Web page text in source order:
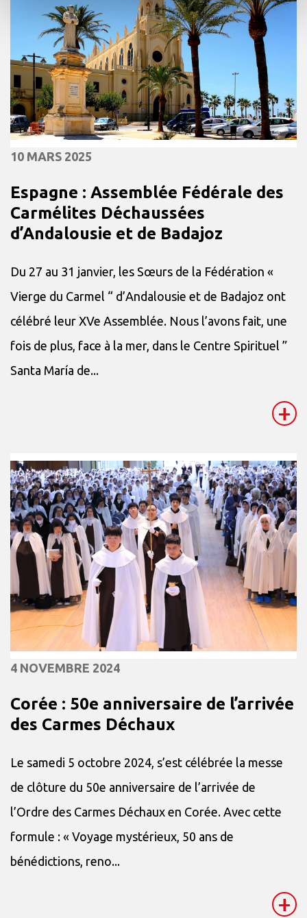
10 MARS 2025
Espagne : Assemblée Fédérale des
Carmélites Déchaussées
d’Andalousie et de Badajoz
Du 27 au 31 janvier, les Sœurs de la Fédération «
Vierge du Carmel “ d’Andalousie et de Badajoz ont
célébré leur XVe Assemblée. Nous l’avons fait, une
fois de plus, face à la mer, dans le Centre Spirituel ”
Santa María de...
+
4 NOVEMBRE 2024
Corée : 50e anniversaire de l’arrivée
des Carmes Déchaux
Le samedi 5 octobre 2024, s’est célébrée la messe
de clôture du 50e anniversaire de l’arrivée de
l’Ordre des Carmes Déchaux en Corée. Avec cette
formule : « Voyage mystérieux, 50 ans de
bénédictions, reno...
+